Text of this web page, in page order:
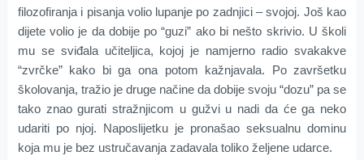
filozofiranja i pisanja volio lupanje po zadnjici – svojoj. Još kao
dijete volio je da dobije po “guzi” ako bi nešto skrivio. U školi
mu se sviđala učiteljica, kojoj je namjerno radio svakakve
“zvrčke” kako bi ga ona potom kažnjavala. Po završetku
školovanja, tražio je druge načine da dobije svoju “dozu” pa se
tako znao gurati stražnjicom u gužvi u nadi da će ga neko
udariti po njoj. Naposlijetku je pronašao seksualnu dominu
koja mu je bez ustručavanja zadavala toliko željene udarce.